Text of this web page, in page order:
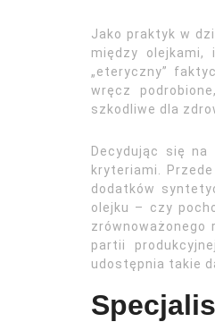
Jako praktyk w
między olejkami,
„eteryczny”
wręcz
szkodliwe dla
Decydując się
kryteriami.
dodatków
olejku – czy
partii
udostępnia takie